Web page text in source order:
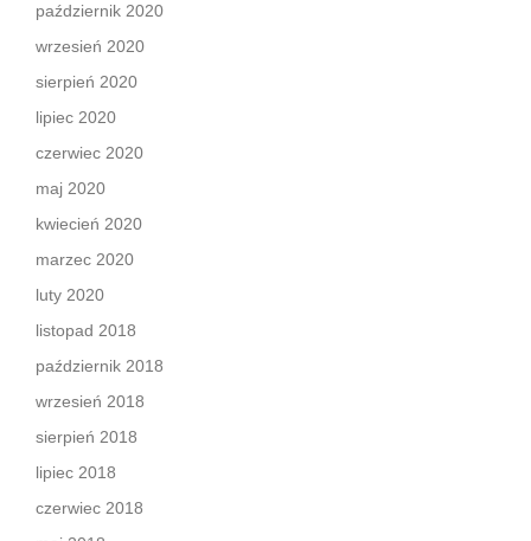
październik 2020
wrzesień 2020
sierpień 2020
lipiec 2020
czerwiec 2020
maj 2020
kwiecień 2020
marzec 2020
luty 2020
listopad 2018
październik 2018
wrzesień 2018
sierpień 2018
lipiec 2018
czerwiec 2018